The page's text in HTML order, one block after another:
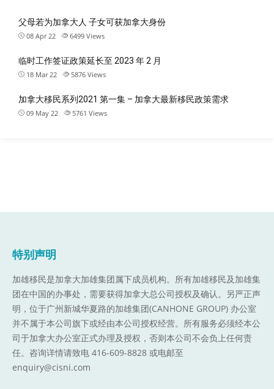
父母若为加拿大人 子女可获加拿大身份
08 Apr 22 6499 Views
临时工作签证政策延长至 2023 年 2 月
18 Mar 22 5876 Views
加拿大移民系列2021 第一集 – 加拿大最新移民政策需求
09 May 22 5761 Views
特别声明
加雄移民是加拿大加雄集团属下成员机构。 所有加雄移民及加雄集
团在中国的办事处，需要获得加拿大总公司授权及确认。另严正声
明，位于广州新城华夏路的加雄集团(CANHONE GROUP) 办公室
并不属于本公司旗下或经由本公司授权经营。所有服务必须经本公
司于加拿大办公室正式办理及授权，否则本公司不会负上任何责
任。咨询详情请致电 416-609-8828 或电邮至
enquiry@cisni.com